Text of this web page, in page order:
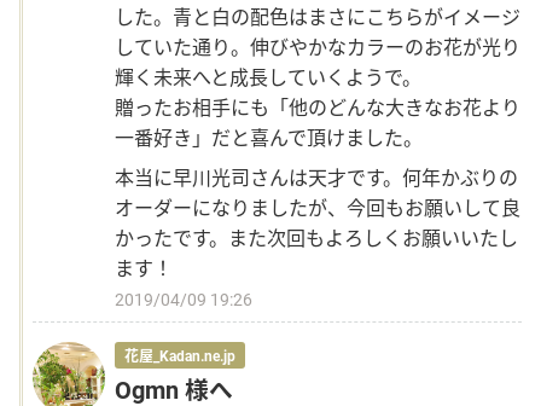
花言葉辞典
注文方法・送料など
初めてのお客様
プライバシーポリシー
facebook
instagram
した。青と白の配色はまさにこちらがイメージ
していた通り。伸びやかなカラーのお花が光り
輝く未来へと成長していくようで。
贈ったお相手にも「他のどんな大きなお花より
一番好き」だと喜んで頂けました。
本当に早川光司さんは天才です。何年かぶりの
オーダーになりましたが、今回もお願いして良
かったです。また次回もよろしくお願いいたし
ます！
2019/04/09 19:26
花屋_Kadan.ne.jp
Ogmn 様へ